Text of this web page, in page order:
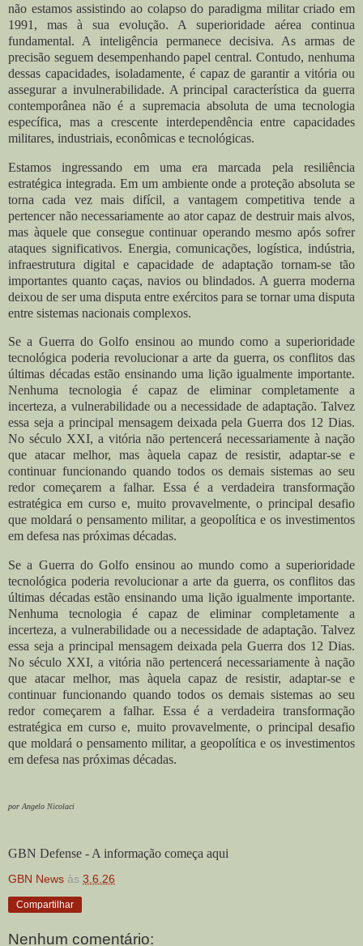
não estamos assistindo ao colapso do paradigma militar criado em
1991, mas à sua evolução. A superioridade aérea continua
fundamental. A inteligência permanece decisiva. As armas de
precisão seguem desempenhando papel central. Contudo, nenhuma
dessas capacidades, isoladamente, é capaz de garantir a vitória ou
assegurar a invulnerabilidade. A principal característica da guerra
contemporânea não é a supremacia absoluta de uma tecnologia
específica, mas a crescente interdependência entre capacidades
militares, industriais, econômicas e tecnológicas.
Estamos ingressando em uma era marcada pela resiliência
estratégica integrada. Em um ambiente onde a proteção absoluta se
torna cada vez mais difícil, a vantagem competitiva tende a
pertencer não necessariamente ao ator capaz de destruir mais alvos,
mas àquele que consegue continuar operando mesmo após sofrer
ataques significativos. Energia, comunicações, logística, indústria,
infraestrutura digital e capacidade de adaptação tornam-se tão
importantes quanto caças, navios ou blindados. A guerra moderna
deixou de ser uma disputa entre exércitos para se tornar uma disputa
entre sistemas nacionais complexos.
Se a Guerra do Golfo ensinou ao mundo como a superioridade
tecnológica poderia revolucionar a arte da guerra, os conflitos das
últimas décadas estão ensinando uma lição igualmente importante.
Nenhuma tecnologia é capaz de eliminar completamente a
incerteza, a vulnerabilidade ou a necessidade de adaptação. Talvez
essa seja a principal mensagem deixada pela Guerra dos 12 Dias.
No século XXI, a vitória não pertencerá necessariamente à nação
que atacar melhor, mas àquela capaz de resistir, adaptar-se e
continuar funcionando quando todos os demais sistemas ao seu
redor começarem a falhar. Essa é a verdadeira transformação
estratégica em curso e, muito provavelmente, o principal desafio
que moldará o pensamento militar, a geopolítica e os investimentos
em defesa nas próximas décadas.
Se a Guerra do Golfo ensinou ao mundo como a superioridade
tecnológica poderia revolucionar a arte da guerra, os conflitos das
últimas décadas estão ensinando uma lição igualmente importante.
Nenhuma tecnologia é capaz de eliminar completamente a
incerteza, a vulnerabilidade ou a necessidade de adaptação. Talvez
essa seja a principal mensagem deixada pela Guerra dos 12 Dias.
No século XXI, a vitória não pertencerá necessariamente à nação
que atacar melhor, mas àquela capaz de resistir, adaptar-se e
continuar funcionando quando todos os demais sistemas ao seu
redor começarem a falhar. Essa é a verdadeira transformação
estratégica em curso e, muito provavelmente, o principal desafio
que moldará o pensamento militar, a geopolítica e os investimentos
em defesa nas próximas décadas.
por Angelo Nicolaci
GBN Defense - A informação começa aqui
GBN News às 3.6.26
Compartilhar
Nenhum comentário: